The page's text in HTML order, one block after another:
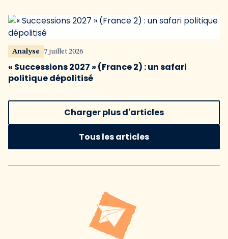
Analyse 7 juillet 2026
« Successions 2027 » (France 2) : un safari
politique dépolitisé
Charger plus d'articles
Tous les articles